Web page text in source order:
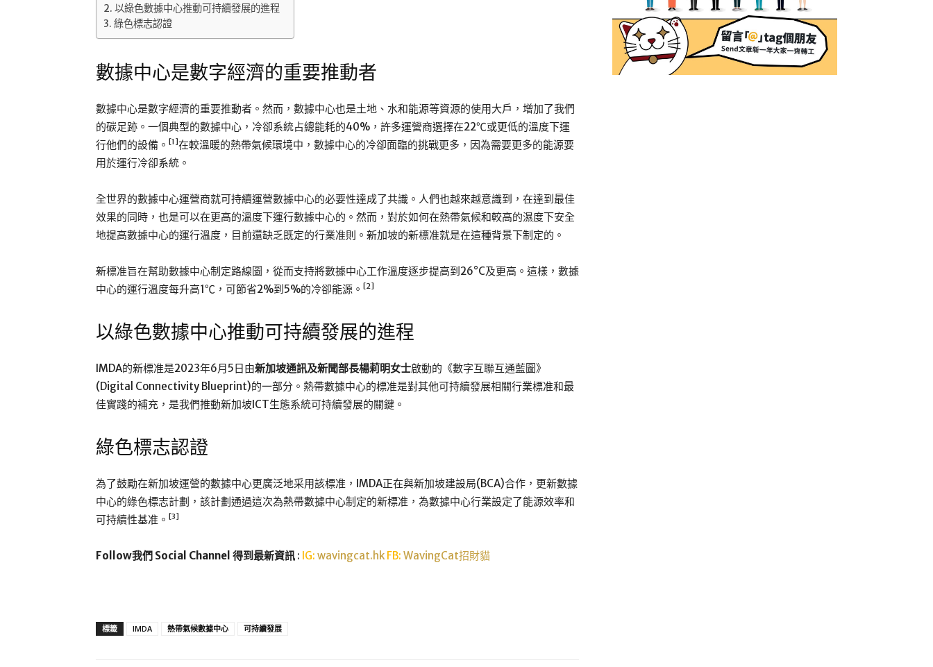
以綠色數據中心推動可持續發展的進程
綠色標志認證
數據中心是數字經濟的重要推動者
數據中心是數字經濟的重要推動者。然而，數據中心也是土地、水和能源等資源的使用大戶，增加了我們
的碳足跡。一個典型的數據中心，冷卻系統占總能耗的40%，許多運營商選擇在22℃或更低的溫度下運
行他們的設備。 [1]在較溫暖的熱帶氣候環境中，數據中心的冷卻面臨的挑戰更多，因為需要更多的能源要
用於運行冷卻系統。
全世界的數據中心運營商就可持續運營數據中心的必要性達成了共識。人們也越來越意識到，在達到最佳
效果的同時，也是可以在更高的溫度下運行數據中心的。然而，對於如何在熱帶氣候和較高的濕度下安全
地提高數據中心的運行溫度，目前還缺乏既定的行業准則。新加坡的新標准就是在這種背景下制定的。
新標准旨在幫助數據中心制定路線圖，從而支持將數據中心工作溫度逐步提高到26°C及更高。這樣，數據
中心的運行溫度每升高1℃，可節省2%到5%的冷卻能源。 [2]
以綠色數據中心推動可持續發展的進程
IMDA的新標准是2023年6月5日由新加坡通訊及新聞部長楊莉明女士啟動的《數字互聯互通藍圖》
(Digital Connectivity Blueprint)的一部分。熱帶數據中心的標准是對其他可持續發展相關行業標准和最
佳實踐的補充，是我們推動新加坡ICT生態系統可持續發展的關鍵。
綠色標志認證
為了鼓勵在新加坡運營的數據中心更廣泛地采用該標准，IMDA正在與新加坡建設局(BCA)合作，更新數據
中心的綠色標志計劃，該計劃通過這次為熱帶數據中心制定的新標准，為數據中心行業設定了能源效率和
可持續性基准。 [3]
Follow我們 Social Channel 得到最新資訊 : IG: wavingcat.hkFB: WavingCat招財貓
標籤 IMDA 熱帶氣候數據中心 可持續發展